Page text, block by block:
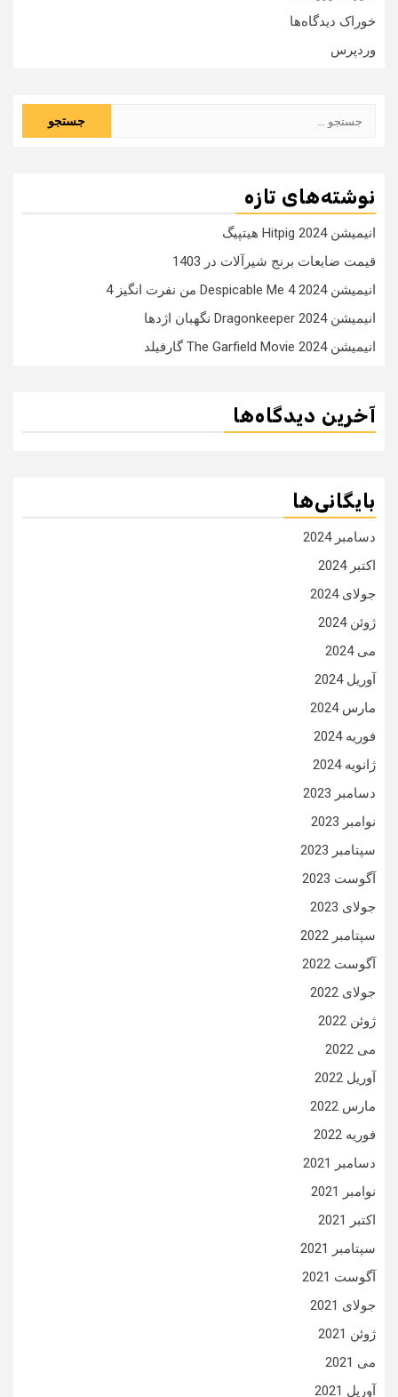
خوراک دیدگاه‌ها
وردپرس
نوشته‌های تازه
انیمیشن Hitpig 2024 هیتپیگ
قیمت ضایعات برنج شیرآلات در 1403
انیمیشن Despicable Me 4 2024 من نفرت انگیز 4
انیمیشن Dragonkeeper 2024 نگهبان اژدها
انیمیشن The Garfield Movie 2024 گارفیلد
آخرین دیدگاه‌ها
بایگانی‌ها
دسامبر 2024
اکتبر 2024
جولای 2024
ژوئن 2024
می 2024
آوریل 2024
مارس 2024
فوریه 2024
ژانویه 2024
دسامبر 2023
نوامبر 2023
سپتامبر 2023
آگوست 2023
جولای 2023
سپتامبر 2022
آگوست 2022
جولای 2022
ژوئن 2022
می 2022
آوریل 2022
مارس 2022
فوریه 2022
دسامبر 2021
نوامبر 2021
اکتبر 2021
سپتامبر 2021
آگوست 2021
جولای 2021
ژوئن 2021
می 2021
آوریل 2021